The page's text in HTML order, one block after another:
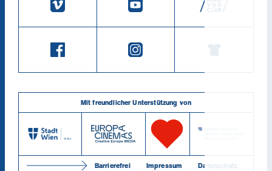
Mit freundlicher Unterstützung von
Barrierefrei Impressum Datenschutz